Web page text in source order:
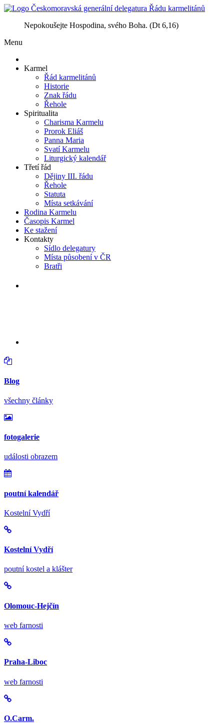
Nepokoušejte Hospodina, svého Boha. (Dt 6,16)
Menu
Karmel
Řád karmelitánů
Historie
Znak řádu
Řehole
Spiritualita
Charisma Karmelu
Prorok Eliáš
Panna Maria
Svatí Karmelu
Liturgický kalendář
Třetí řád
Dějiny III. řádu
Řehole
Statuta
Místa setkávání
Rodina Karmelu
Časopis Karmel
Ke stažení
Kontakty
Sídlo delegatury
Místa působení v ČR
Bratři
Blog
všechny články
fotogalerie
události obrazem
poutní kalendář
Kostelní Vydří
Kostelní Vydří
poutní kostel a klášter
Olomouc-Hejčín
web farnosti
Praha-Liboc
web farnosti
O.Carm.